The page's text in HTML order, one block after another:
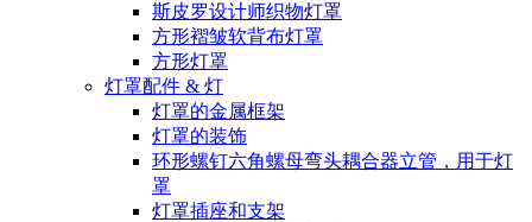
斯皮罗设计师织物灯罩
方形褶皱软背布灯罩
方形灯罩
灯罩配件 & 灯
灯罩的金属框架
灯罩的装饰
环形螺钉六角螺母弯头耦合器立管，用于灯
罩
灯罩插座和支架